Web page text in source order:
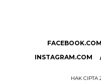
FACEBOOK.COM
INSTAGRAM.COM
HAK CIPTA